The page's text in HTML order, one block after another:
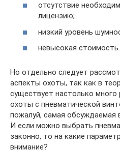
отсутствие
лицензию;
низкий уровень
невысокая стоимость.
Но отдельно следует
аспекты охоты, так как в
существует настолько много
охоты с пневматической
пожалуй, самая обсуждаемая
И если можно выбрать
законно, то на какие
внимание?